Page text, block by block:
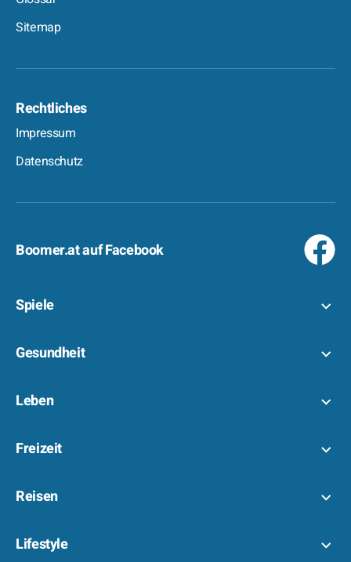
Sitemap
Rechtliches
Impressum
Datenschutz
Boomer.at auf Facebook
Spiele
Gesundheit
Leben
Freizeit
Reisen
Lifestyle